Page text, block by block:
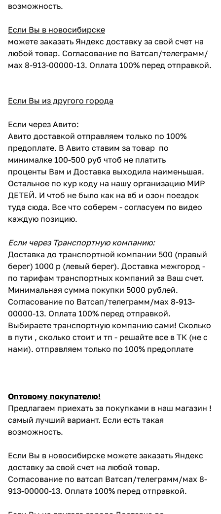
возможность.
Если Вы в новосибирске
можете заказать Яндекс доставку за свой счет на
любой товар. Согласование по Ватсап/телеграмм/
мах 8-913-00000-13. Оплата 100% перед отправкой.
Если Вы из другого города
Если через Авито:
Авито доставкой отправляем только по 100%
предоплате. В Авито ставим за товар по
минималке 100-500 руб чтоб не платить
проценты Вам и Доставка выходила наименьшая.
Остальное по кур коду на нашу организацию МИР
ДЕТЕЙ. И чтоб не было как на вб и озон поездок
туда сюда. Все что соберем - согласуем по видео
каждую позицию.
Если через Транспортную компанию:
Доставка до транспортной компании 500 (правый
берег) 1000 р (левый берег). Доставка межгород -
по тарифам транспортных компаний за Ваш счет.
Минимальная сумма покупки 5000 рублей.
Согласование по Ватсап/телеграмм/мах 8-913-
00000-13. Оплата 100% перед отправкой.
Выбираете транспортную компанию сами! Сколько
в пути , сколько стоит и тп - решайте все в ТК (не с
нами). отправляем только по 100% предоплате
Оптовому покупателю!
Предлагаем приехать за покупками в наш магазин !
самый лучший вариант. Если есть такая
возможность.
Если Вы в новосибирске можете заказать Яндекс
доставку за свой счет на любой товар.
Согласование по ватсап Ватсап/телеграмм/мах 8-
913-00000-13. Оплата 100% перед отправкой.